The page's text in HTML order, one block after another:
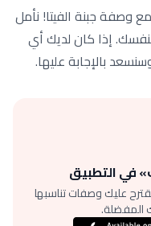
وصفة جبنة الفيتا! نأمل
إذا كان لديك أي
بالإجابة عليها.
في التطبيق
عليك وصفات تناسبها